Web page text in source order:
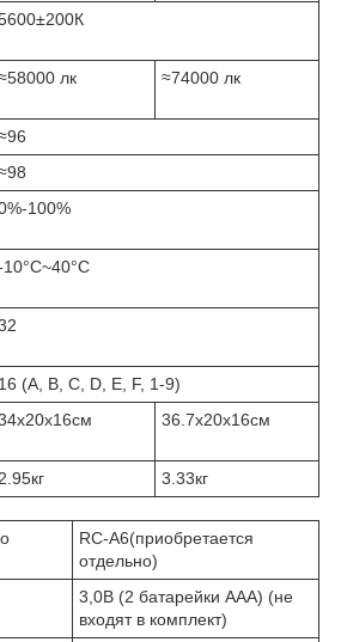
лк ≈74000 лк
100%
10°C~40°C
16 (A, B, C, D, E, F, 1-9)
36.7х20х16см
2.95кг 3.33кг
RC-A6(приобретается
отдельно)
3,0В (2 батарейки ААА) (не
входят в комплект)